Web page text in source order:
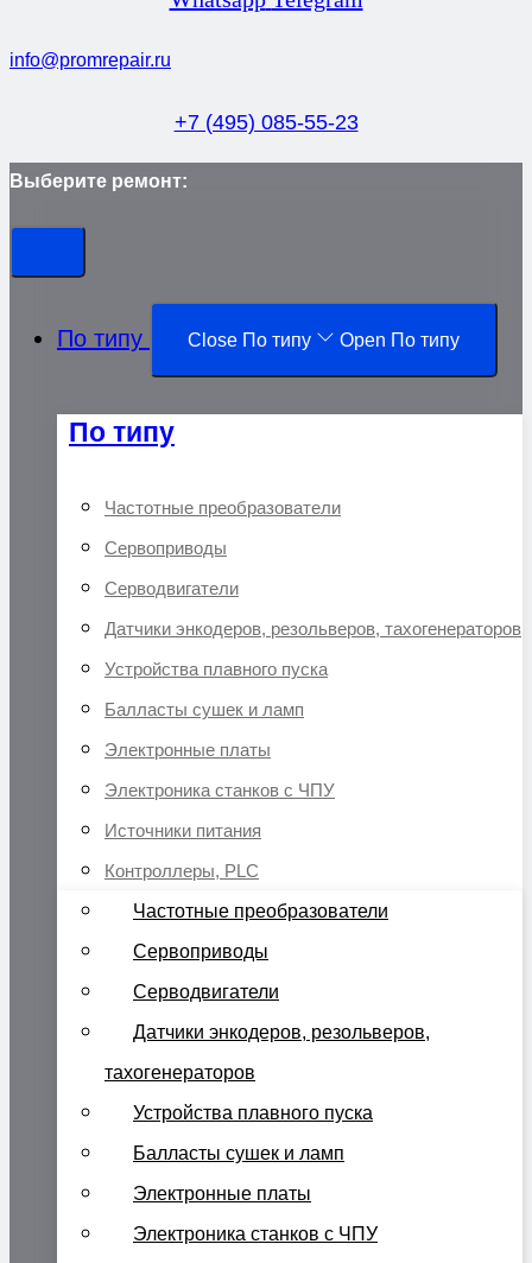
info@promrepair.ru
+7 (495) 085-55-23
Выберите ремонт:
По типу Close По типу Open По типу
По типу
Частотные преобразователи
Сервоприводы
Серводвигатели
Датчики энкодеров, резольверов, тахогенераторов
Устройства плавного пуска
Балласты сушек и ламп
Электронные платы
Электроника станков с ЧПУ
Источники питания
Контроллеры, PLC
Частотные преобразователи
Сервоприводы
Серводвигатели
Датчики энкодеров, резольверов,
тахогенераторов
Устройства плавного пуска
Балласты сушек и ламп
Электронные платы
Электроника станков с ЧПУ